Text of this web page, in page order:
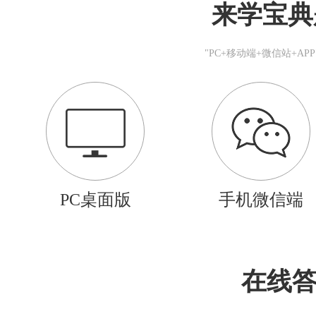
来学宝
"PC+移动端+微信站
PC桌面版 手机微信端
在线